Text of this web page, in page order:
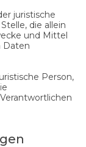
juristische
die allein
und Mittel
Daten
Person,